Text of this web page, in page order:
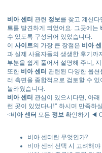
비아 센터 관련 정보를 찾고 계신다
트를 발견하게 되었어요. 그곳에는
수 있도록 구성되어 있었습니다.
이 사이트의 가장 큰 장점은 비아 센
과 실제 사용자들의 생생한 후기까
부분을 쉽게 풀어서 설명해 주니,
또한 비아 센터 관련된 다양한 옵
러 측면을 종합적으로 검토할 수
놀라웠습니다.
비아 센터 관심이 있으시다면, 아
런 곳이 있었다니!" 하시며 만족하
<비아 센터 모든 정보 확인하기 ◀
비아 센터란 무엇인가?
비아 센터 선택 시 고려해